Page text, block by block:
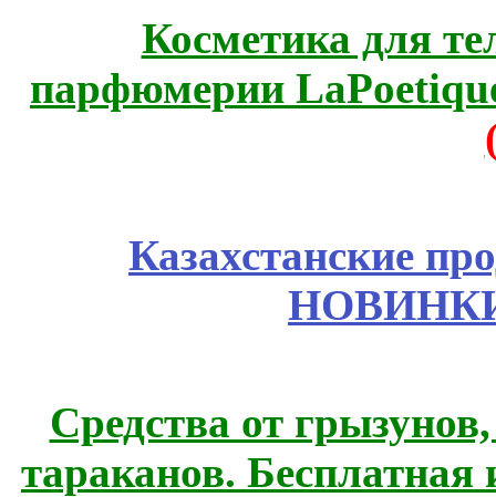
Косметика для
парфюмерии
Казахстанские
Средства от
тараканов.